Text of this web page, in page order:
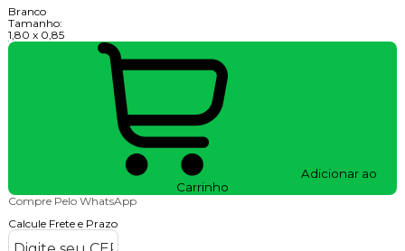
Branco
Tamanho:
1,80 x 0,85
Adicionar ao
Carrinho
Compre Pelo WhatsApp
Calcule Frete e Prazo